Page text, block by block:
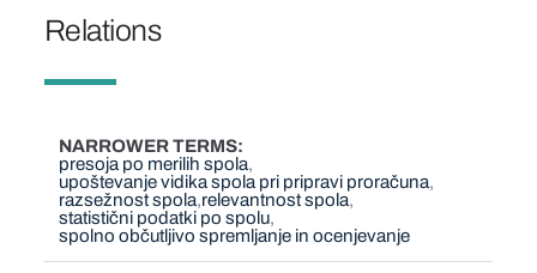
Relations
NARROWER TERMS
presoja po merilih spola
upoštevanje vidika spola pri pripravi proračuna
razsežnost spola relevantnost spola
statistični podatki po spolu
spolno občutljivo spremljanje in ocenjevanje